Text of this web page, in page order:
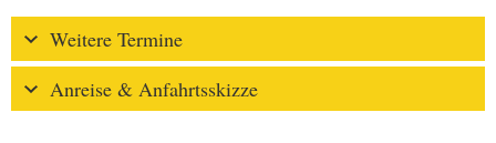
Weitere Termine
Anreise & Anfahrtsskizze